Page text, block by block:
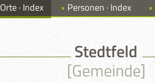
Orte · Index Personen · Index
Stedtfeld
[Gemeinde]